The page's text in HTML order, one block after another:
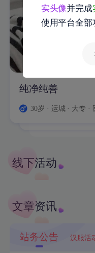
纯净纯善
30岁 · 运城 · 大专 ·
草莓
线下活动
文章资讯
站务公告 汉服活
实头像并完成
使用平台全部